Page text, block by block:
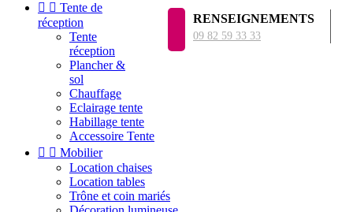
RENSEIGNEMENTS
09 82 59 33 33
  Tente de
réception
Tente
réception
Plancher &
sol
Chauffage
Eclairage tente
Habillage tente
Accessoire Tente
  Mobilier
Location chaises
Location tables
Trône et coin mariés